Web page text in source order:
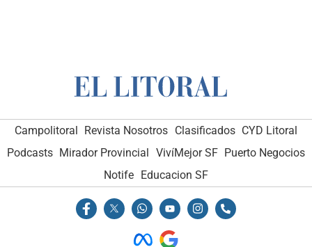
Campolitoral Revista Nosotros Clasificados CYD Litoral
Podcasts Mirador Provincial VivíMejor SF Puerto Negocios
Notife Educacion SF